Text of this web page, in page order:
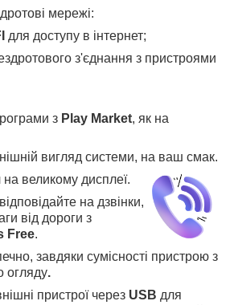
мережі:
для доступу в інтернет;
з'єднання з пристроями
з Play Market, як на
вигляд системи, на ваш смак.
на великому дисплеї.
на дзвінки,
від дороги з
Free.
завдяки сумісності пристрою з
огляду.
пристрої через USB для